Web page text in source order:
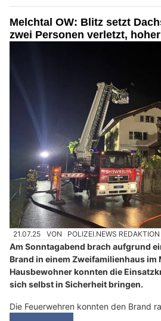
Melchtal OW: Blitz setzt
zwei Personen verletzt,
21.07.25 VON POLIZEI.NEWS REDAKTION
Am Sonntagabend brach aufgrund
Brand in einem Zweifamilienhaus im
Hausbewohner konnten die
sich selbst in Sicherheit bringen.
Die Feuerwehren konnten den Brand